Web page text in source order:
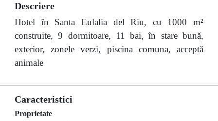
Descriere
Hotel în Santa Eulalia del Riu, cu 1000 m²
construite, 9 dormitoare, 11 bai, în stare bună,
exterior, zonele verzi, piscina comuna, acceptă
animale
Caracteristici
Proprietate